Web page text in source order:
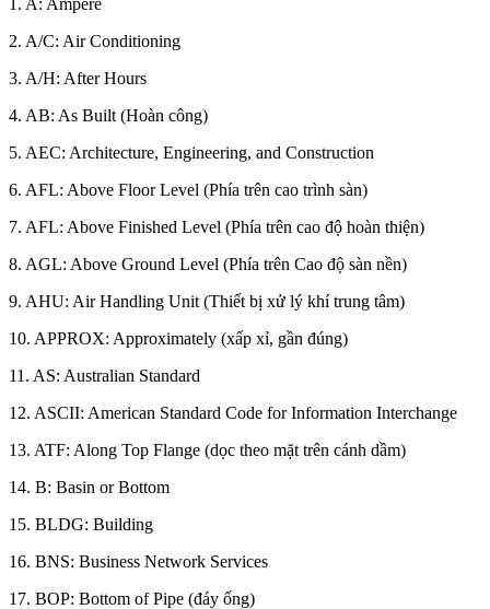
2. A/C: Air Conditioning
3. A/H: After Hours
4. AB: As Built (Hoàn công)
5. AEC: Architecture, Engineering, and Construction
6. AFL: Above Floor Level (Phía trên cao trình sàn)
7. AFL: Above Finished Level (Phía trên cao độ hoàn thiện)
8. AGL: Above Ground Level (Phía trên Cao độ sàn nền)
9. AHU: Air Handling Unit (Thiết bị xử lý khí trung tâm)
10. APPROX: Approximately (xấp xỉ, gần đúng)
11. AS: Australian Standard
12. ASCII: American Standard Code for Information Interchange
13. ATF: Along Top Flange (dọc theo mặt trên cánh dầm)
14. B: Basin or Bottom
15. BLDG: Building
16. BNS: Business Network Services
17. BOP: Bottom of Pipe (đáy ống)